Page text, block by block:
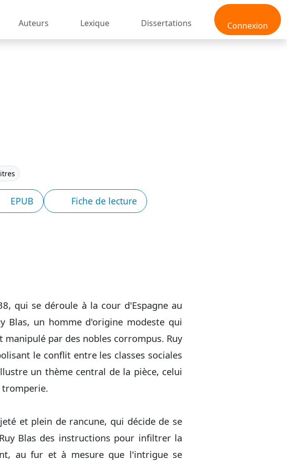
Connexion
Auteurs Lexique Dissertations
EPUB Fiche de lecture
qui se déroule à la cour d'Espagne au
Blas, un homme d'origine modeste qui
par des nobles corrompus. Ruy
le conflit entre les classes sociales
un thème central de la pièce, celui
tromperie.
et plein de rancune, qui décide de se
Blas des instructions pour infiltrer la
au fur et à mesure que l'intrigue se